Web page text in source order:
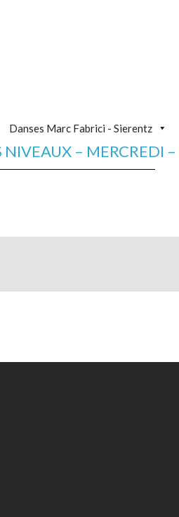
Danses Marc Fabrici - Sierentz
– MERCREDI